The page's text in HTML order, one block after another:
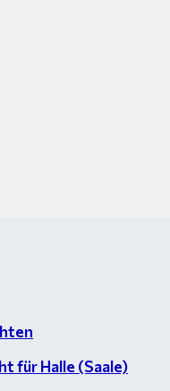
für Halle (Saale)